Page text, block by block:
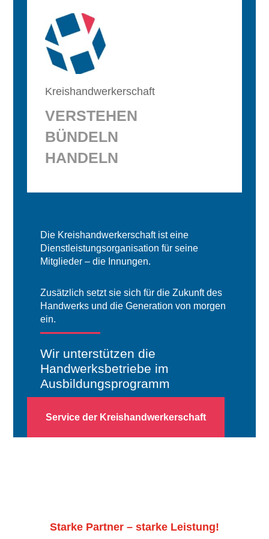
Kreishandwerkerschaft
VERSTEHEN
BÜNDELN
HANDELN
Die Kreishandwerkerschaft ist eine
Dienstleistungsorganisation für seine
Mitglieder – die Innungen.
Zusätzlich setzt sie sich für die Zukunft des
Handwerks und die Generation von morgen
ein.
Wir unterstützen die
Handwerksbetriebe im
Ausbildungsprogramm
Service der Kreishandwerkerschaft
Starke Partner – starke Leistung!